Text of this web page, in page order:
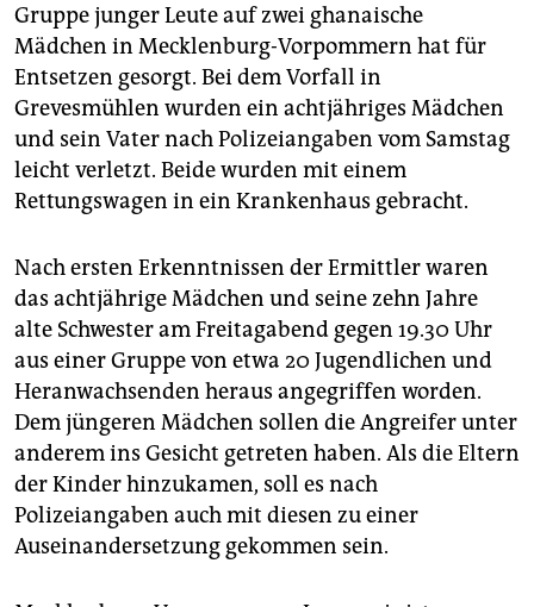
unterstützen
abo
genossenschaft
epaper login
Gruppe junger Leute auf zwei ghanaische
Mädchen in Mecklenburg-Vorpommern hat für
Entsetzen gesorgt. Bei dem Vorfall in
Grevesmühlen wurden ein achtjähriges Mädchen
und sein Vater nach Polizeiangaben vom Samstag
leicht verletzt. Beide wurden mit einem
Rettungswagen in ein Krankenhaus gebracht.
Nach ersten Erkenntnissen der Ermittler waren
das achtjährige Mädchen und seine zehn Jahre
alte Schwester am Freitagabend gegen 19.30 Uhr
aus einer Gruppe von etwa 20 Jugendlichen und
Heranwachsenden heraus angegriffen worden.
Dem jüngeren Mädchen sollen die Angreifer unter
anderem ins Gesicht getreten haben. Als die Eltern
der Kinder hinzukamen, soll es nach
Polizeiangaben auch mit diesen zu einer
Auseinandersetzung gekommen sein.